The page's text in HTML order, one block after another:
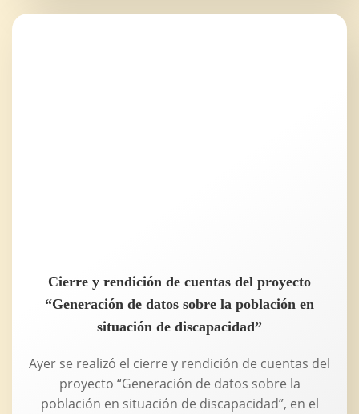
Cierre y rendición de cuentas del proyecto
“Generación de datos sobre la población en
situación de discapacidad”
Ayer se realizó el cierre y rendición de cuentas del
proyecto “Generación de datos sobre la
población en situación de discapacidad”, en el